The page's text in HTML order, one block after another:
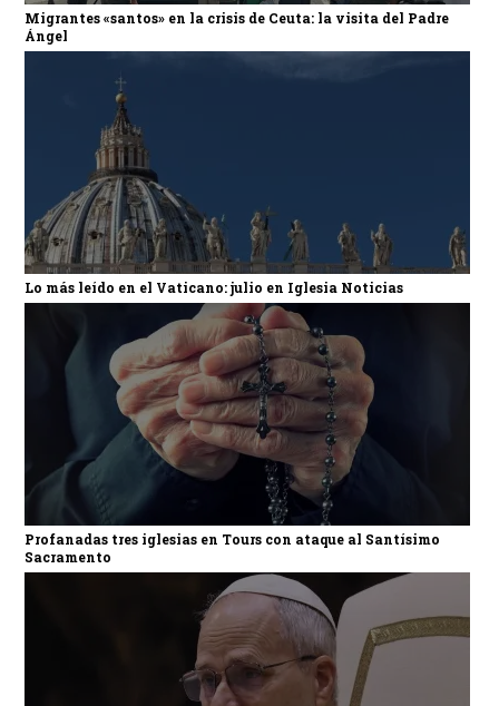
Migrantes «santos» en la crisis de Ceuta: la visita del Padre
Ángel
Lo más leído en el Vaticano: julio en Iglesia Noticias
Profanadas tres iglesias en Tours con ataque al Santísimo
Sacramento